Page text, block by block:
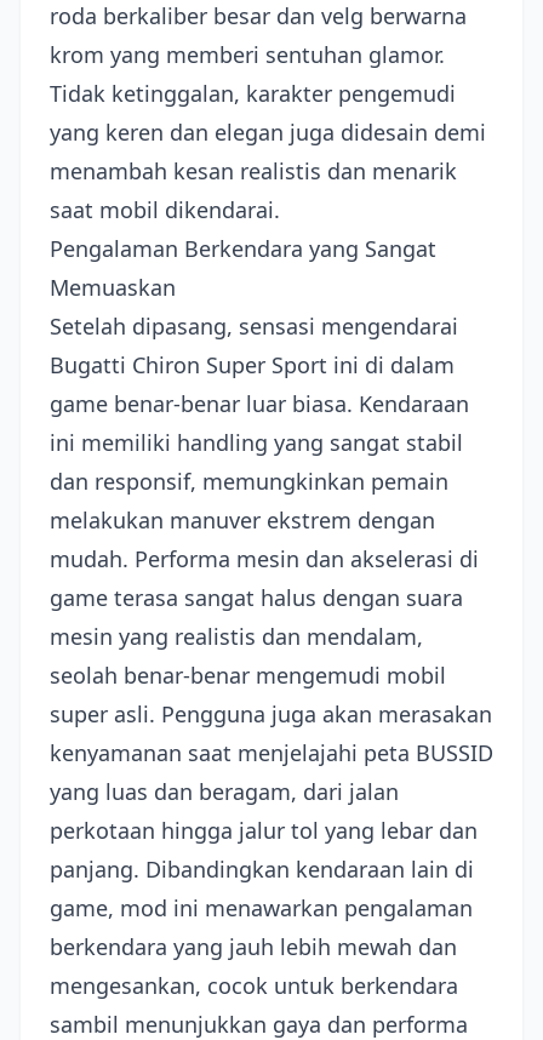
roda berkaliber besar dan velg berwarna
krom yang memberi sentuhan glamor.
Tidak ketinggalan, karakter pengemudi
yang keren dan elegan juga didesain demi
menambah kesan realistis dan menarik
saat mobil dikendarai.
Pengalaman Berkendara yang Sangat
Memuaskan
Setelah dipasang, sensasi mengendarai
Bugatti Chiron Super Sport ini di dalam
game benar-benar luar biasa. Kendaraan
ini memiliki handling yang sangat stabil
dan responsif, memungkinkan pemain
melakukan manuver ekstrem dengan
mudah. Performa mesin dan akselerasi di
game terasa sangat halus dengan suara
mesin yang realistis dan mendalam,
seolah benar-benar mengemudi mobil
super asli. Pengguna juga akan merasakan
kenyamanan saat menjelajahi peta BUSSID
yang luas dan beragam, dari jalan
perkotaan hingga jalur tol yang lebar dan
panjang. Dibandingkan kendaraan lain di
game, mod ini menawarkan pengalaman
berkendara yang jauh lebih mewah dan
mengesankan, cocok untuk berkendara
sambil menunjukkan gaya dan performa